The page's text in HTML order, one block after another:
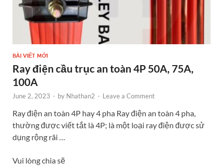
BÀI VIẾT MỚI
Ray điện cầu trục an toàn 4P 50A, 75A,
100A
June 2, 2023 - by Nhathan2 - Leave a Comment
Ray điện an toàn 4P hay 4 pha Ray điện an toàn 4 pha,
thường được viết tắt là 4P; là một loại ray điện được sử
dụng rộng rãi …
Vui lòng chia sẽ